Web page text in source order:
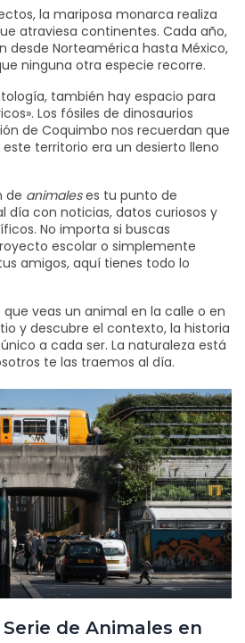
la mariposa monarca realiza
atraviesa continentes. Cada año,
desde Norteamérica hasta México,
ninguna otra especie recorre.
también hay espacio para
Los fósiles de dinosaurios
de Coquimbo nos recuerdan que
territorio era un desierto lleno
de animaleses tu punto de
día con noticias, datos curiosos y
No importa si buscas
escolar o simplemente
amigos, aquí tienes todo lo
que veas un animal en la calle o en
y descubre el contexto, la historia
a cada ser. La naturaleza está
te las traemos al día.
de Animales en